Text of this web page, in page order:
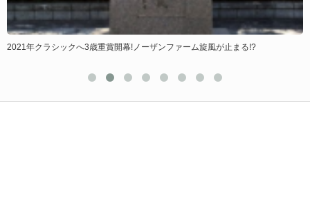
年クラシックへ3歳重賞開幕!ノーザンファーム旋風が止まる!?